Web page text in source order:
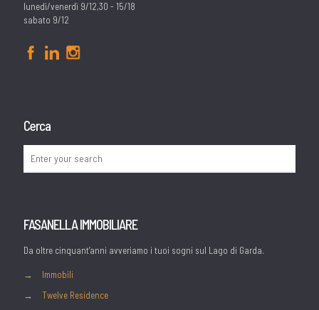
lunedì/venerdì 9/12,30 - 15/18
sabato 9/12
Cerca
FASANELLA IMMOBILIARE
Da oltre cinquant’anni avveriamo i tuoi sogni sul Lago di Garda.
→
Immobili
→
Twelve Residence